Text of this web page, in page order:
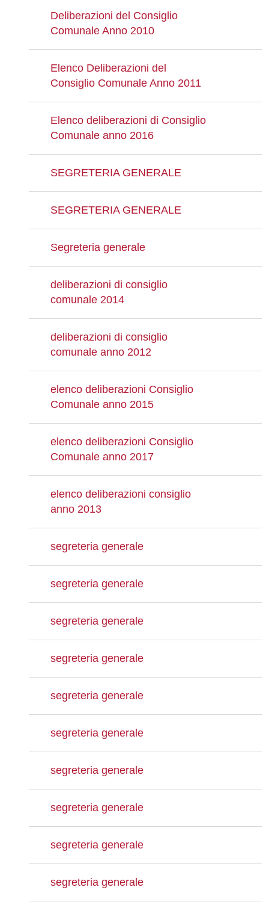
Deliberazioni del Consiglio
Comunale Anno 2010
Elenco Deliberazioni del
Consiglio Comunale Anno 2011
Elenco deliberazioni di Consiglio
Comunale anno 2016
SEGRETERIA GENERALE
SEGRETERIA GENERALE
Segreteria generale
deliberazioni di consiglio
comunale 2014
deliberazioni di consiglio
comunale anno 2012
elenco deliberazioni Consiglio
Comunale anno 2015
elenco deliberazioni Consiglio
Comunale anno 2017
elenco deliberazioni consiglio
anno 2013
segreteria generale
segreteria generale
segreteria generale
segreteria generale
segreteria generale
segreteria generale
segreteria generale
segreteria generale
segreteria generale
segreteria generale